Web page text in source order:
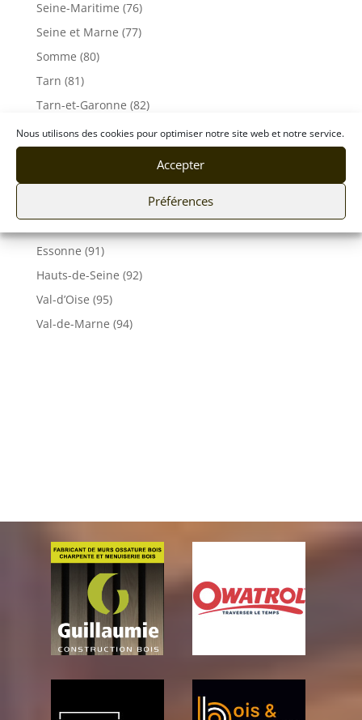
Nous utilisons des cookies pour optimiser notre site web et notre service.
Accepter
Préférences
Seine-Maritime (76)
Seine et Marne (77)
Somme (80)
Tarn (81)
Tarn-et-Garonne (82)
Var (83)
Essonne (91)
Hauts-de-Seine (92)
Val-d’Oise (95)
Val-de-Marne (94)